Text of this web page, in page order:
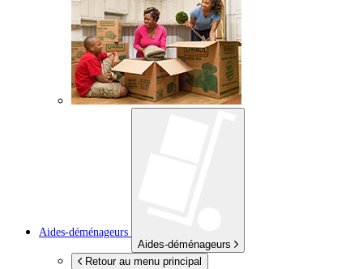
Aides-déménageurs
Aides-déménageurs
Retour au menu principal